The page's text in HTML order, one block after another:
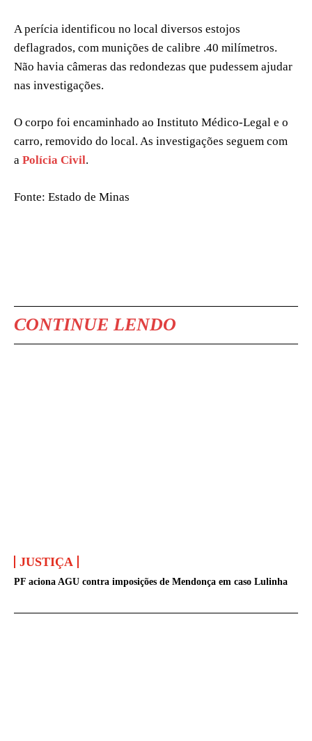
A perícia identificou no local diversos estojos
deflagrados, com munições de calibre .40 milímetros.
Não havia câmeras das redondezas que pudessem ajudar
nas investigações.
O corpo foi encaminhado ao Instituto Médico-Legal e o
carro, removido do local. As investigações seguem com
a Polícia Civil.
Fonte: Estado de Minas
CONTINUE LENDO
JUSTIÇA
PF aciona AGU contra imposições de Mendonça em caso Lulinha